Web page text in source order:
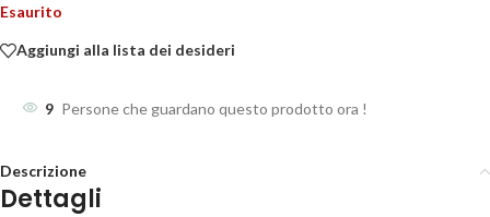
Esaurito
Aggiungi alla lista dei desideri
9 Persone che guardano questo prodotto ora !
Descrizione
Dettagli